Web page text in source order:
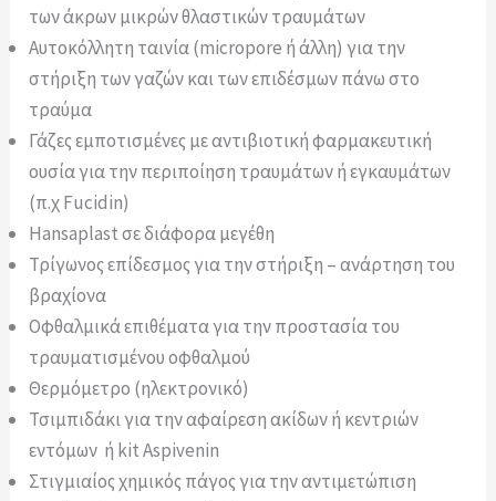
των άκρων μικρών θλαστικών τραυμάτων
Αυτοκόλλητη ταινία (micropore ή άλλη) για την
στήριξη των γαζών και των επιδέσμων πάνω στο
τραύμα
Γάζες εμποτισμένες με αντιβιοτική φαρμακευτική
ουσία για την περιποίηση τραυμάτων ή εγκαυμάτων
(π.χ Fucidin)
Hansaplast σε διάφορα μεγέθη
Τρίγωνος επίδεσμος για την στήριξη – ανάρτηση του
βραχίονα
Οφθαλμικά επιθέματα για την προστασία του
τραυματισμένου οφθαλμού
Θερμόμετρο (ηλεκτρονικό)
Τσιμπιδάκι για την αφαίρεση ακίδων ή κεντριών
εντόμων ή kit Aspivenin
Στιγμιαίος χημικός πάγος για την αντιμετώπιση